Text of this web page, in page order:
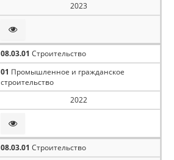
2023
08.03.01 Строительство
01 Промышленное и гражданское
строительство
2022
08.03.01 Строительство